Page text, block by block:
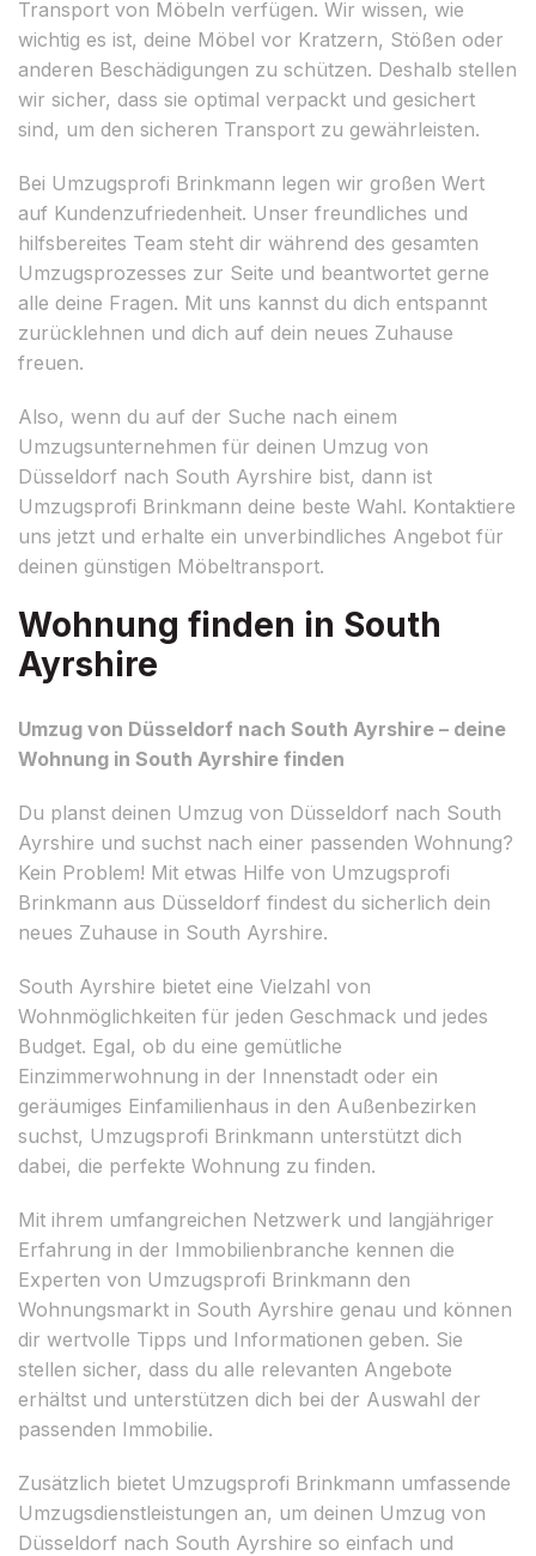
Transport von Möbeln verfügen. Wir wissen, wie
wichtig es ist, deine Möbel vor Kratzern, Stößen oder
anderen Beschädigungen zu schützen. Deshalb stellen
wir sicher, dass sie optimal verpackt und gesichert
sind, um den sicheren Transport zu gewährleisten.
Bei Umzugsprofi Brinkmann legen wir großen Wert
auf Kundenzufriedenheit. Unser freundliches und
hilfsbereites Team steht dir während des gesamten
Umzugsprozesses zur Seite und beantwortet gerne
alle deine Fragen. Mit uns kannst du dich entspannt
zurücklehnen und dich auf dein neues Zuhause
freuen.
Also, wenn du auf der Suche nach einem
Umzugsunternehmen für deinen Umzug von
Düsseldorf nach South Ayrshire bist, dann ist
Umzugsprofi Brinkmann deine beste Wahl. Kontaktiere
uns jetzt und erhalte ein unverbindliches Angebot für
deinen günstigen Möbeltransport.
Wohnung finden in South
Ayrshire
Umzug von Düsseldorf nach South Ayrshire – deine
Wohnung in South Ayrshire finden
Du planst deinen Umzug von Düsseldorf nach South
Ayrshire und suchst nach einer passenden Wohnung?
Kein Problem! Mit etwas Hilfe von Umzugsprofi
Brinkmann aus Düsseldorf findest du sicherlich dein
neues Zuhause in South Ayrshire.
South Ayrshire bietet eine Vielzahl von
Wohnmöglichkeiten für jeden Geschmack und jedes
Budget. Egal, ob du eine gemütliche
Einzimmerwohnung in der Innenstadt oder ein
geräumiges Einfamilienhaus in den Außenbezirken
suchst, Umzugsprofi Brinkmann unterstützt dich
dabei, die perfekte Wohnung zu finden.
Mit ihrem umfangreichen Netzwerk und langjähriger
Erfahrung in der Immobilienbranche kennen die
Experten von Umzugsprofi Brinkmann den
Wohnungsmarkt in South Ayrshire genau und können
dir wertvolle Tipps und Informationen geben. Sie
stellen sicher, dass du alle relevanten Angebote
erhältst und unterstützen dich bei der Auswahl der
passenden Immobilie.
Zusätzlich bietet Umzugsprofi Brinkmann umfassende
Umzugsdienstleistungen an, um deinen Umzug von
Düsseldorf nach South Ayrshire so einfach und